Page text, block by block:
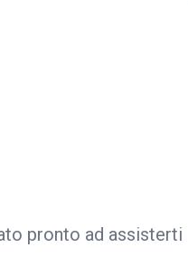
pronto ad assisterti